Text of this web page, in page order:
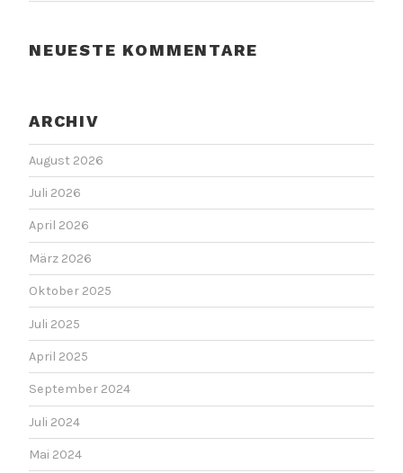
NEUESTE KOMMENTARE
ARCHIV
August 2026
Juli 2026
April 2026
März 2026
Oktober 2025
Juli 2025
April 2025
September 2024
Juli 2024
Mai 2024